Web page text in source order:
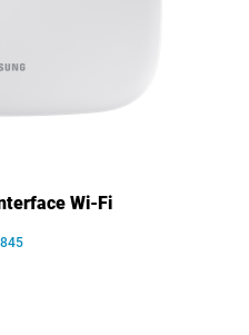
Wi-Fi